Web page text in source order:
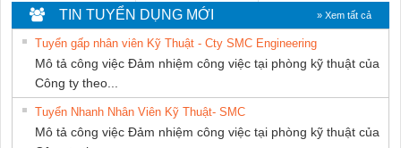
DỊCH VỤ KỸ
THUẬT ĐIỆN CƠ
GIA HƯNG PHÁT
DONG THANH
THIÊN ÂN VIỆT
NAM
TIN TUYỂN DỤNG MỚI » Xem tất cả
Tuyển gấp nhân viên Kỹ Thuật - Cty SMC Engineering
Mô tả công việc Đảm nhiệm công việc tại phòng kỹ thuật của
Công ty theo...
Tuyển Nhanh Nhân Viên Kỹ Thuật- SMC
Mô tả công việc Đảm nhiệm công việc tại phòng kỹ thuật của